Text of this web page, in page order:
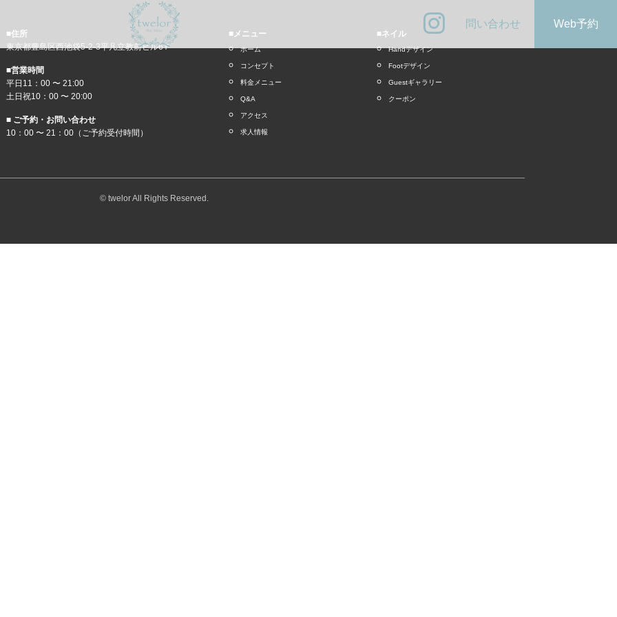
問い合わせ Web予約
■住所
東京都豊島区西池袋5-2-3平凡立教前ビル6Ｆ
■営業時間
平日11：00 〜 21:00
土日祝10：00 〜 20:00
■ ご予約・お問い合わせ
10：00 〜 21：00（ご予約受付時間）
■メニュー
ホーム
コンセプト
料金メニュー
Q&A
アクセス
求人情報
■ネイル
Handデザイン
Footデザイン
Guestギャラリー
クーポン
© twelor All Rights Reserved.